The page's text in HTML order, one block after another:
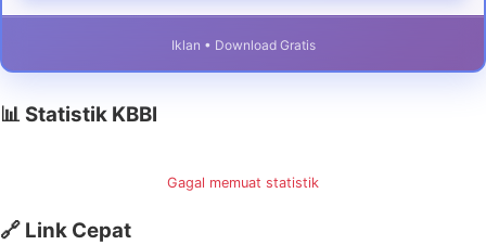
Iklan • Download Gratis
📊 Statistik KBBI
Gagal memuat statistik
🔗 Link Cepat